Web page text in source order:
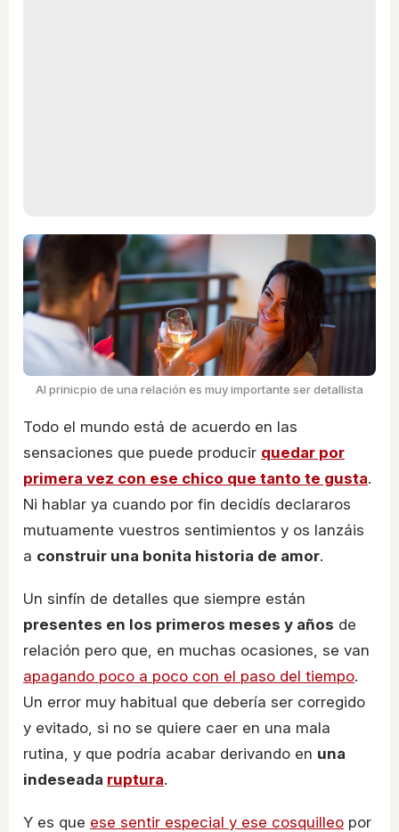
Al prinicpio de una relación es muy importante ser detallista
Todo el mundo está de acuerdo en las
sensaciones que puede producir quedar por
primera vez con ese chico que tanto te gusta.
Ni hablar ya cuando por fin decidís declararos
mutuamente vuestros sentimientos y os lanzáis
a construir una bonita historia de amor.
Un sinfín de detalles que siempre están
presentes en los primeros meses y años de
relación pero que, en muchas ocasiones, se van
apagando poco a poco con el paso del tiempo.
Un error muy habitual que debería ser corregido
y evitado, si no se quiere caer en una mala
rutina, y que podría acabar derivando en una
indeseada ruptura.
Y es que ese sentir especial y ese cosquilleo por